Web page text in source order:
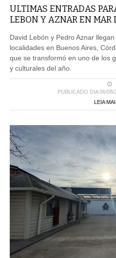
ULTIMAS ENTRADAS
LEBON Y AZNAR EN MAR
David Lebón y Pedro Aznar
localidades en Buenos Aires,
que se transformó en uno de los
y culturales del año.
PUBLICADO DIA 06/08/
LEIA